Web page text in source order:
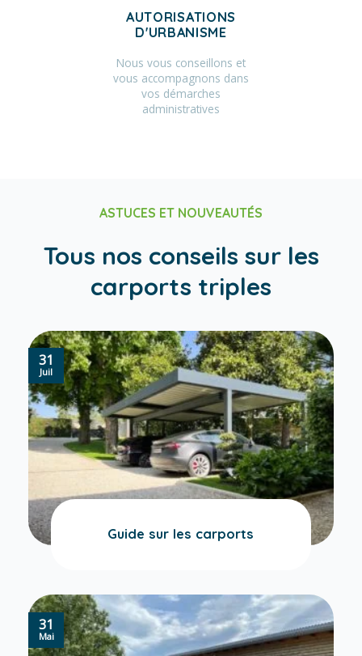
AUTORISATIONS
D'URBANISME
Nous vous conseillons et
vous accompagnons dans
vos démarches
administratives
ASTUCES ET NOUVEAUTÉS
Tous nos conseils sur les
carports triples
Guide sur les carports
31
Juil
31
Mai